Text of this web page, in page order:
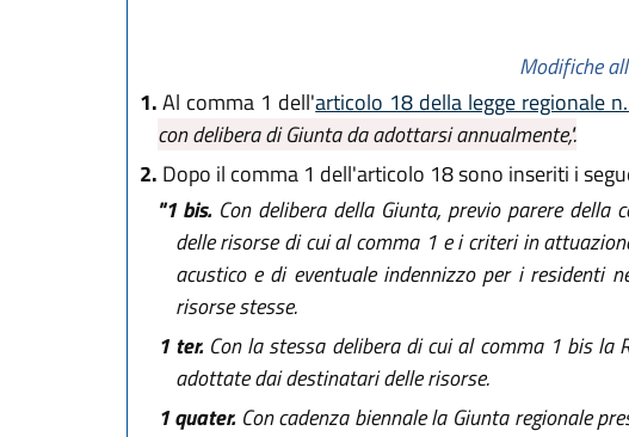
Modifiche all'
1. Al comma 1 dell'articolo 18 della legge regionale
con delibera di Giunta da adottarsi annualmente,".
2. Dopo il comma 1 dell'articolo 18 sono inseriti i
"1 bis.Con delibera della Giunta, previo parere della
delle risorse di cui al comma 1 e i criteri in
acustico e di eventuale indennizzo per i residenti
risorse stesse.
1 ter.Con la stessa delibera di cui al comma 1 bis la
adottate dai destinatari delle risorse.
1 quater.Con cadenza biennale la Giunta regionale